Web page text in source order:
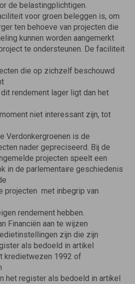
de belastingplichtigen.
voor groen beleggen is, om
ten behoeve van projecten die
kunnen worden aangemerkt
te ondersteunen. De faciliteit
die op zichzelf beschouwd
rendement lager ligt dan het
niet interessant zijn, tot
Verdonkergroenen is de
nader gepreciseerd. Bij de
projecten speelt een
in de parlementaire geschiedenis
projecten  met inbegrip van
rendement hebben.
Financiën aan te wijzen
zijn die zijn
als bedoeld in artikel
kredietwezen 1992 of
het register als bedoeld in artikel